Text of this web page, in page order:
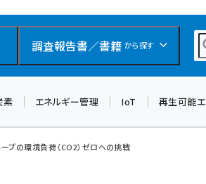
調査報告書／書籍 から探す
素 エネルギー管理 IoT 再生可能
プの環境負荷（CO2）ゼロへの挑戦